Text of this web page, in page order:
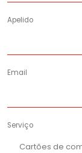
Apelido
Email
Serviço
Cartões de